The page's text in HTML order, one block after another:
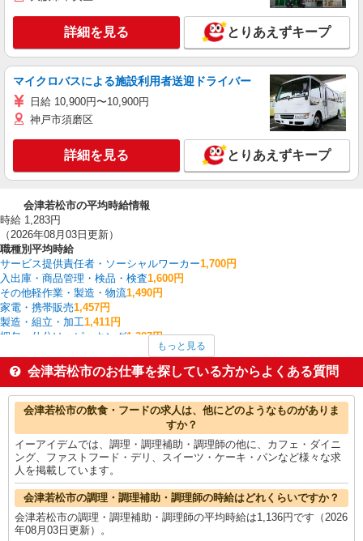
詳細を見る とりあえずキープ
マイクロバスによる施設利用者送迎ドライバー
日給 10,900円〜10,900円
神戸市須磨区
詳細を見る とりあえずキープ
会津若松市の平均時給情報
時給 1,283円
（2026年08月03日更新）
職種別平均時給
サービス提供責任者・ソーシャルワーカー1,700円
入出庫・商品管理・検品・検査1,600円
その他軽作業・製造・物流1,490円
家電・携帯販売1,457円
製造・組立・加工1,411円
梱包・仕分け・ピッキング1,387円
介護職・ヘルパー1,271円
看護師・保健師・看護助手・助産師 1,256円
一般・営業事務1,243円
会津若松市の他の職種の平均時給を見る
もっと見る
会津若松市のお仕事を探している方からよくある質問
会津若松市の飲食・フードの求人は、他にどのようなものがありま
すか？
イーアイデムでは、調理・調理補助・調理師の他に、カフェ・ダイニ
ング、ファストフード・デリ、スイーツ・ケーキ・パンなど様々な求
人を掲載しています。
会津若松市の調理・調理補助・調理師の時給はどれくらいですか？
会津若松市の調理・調理補助・調理師の平均時給は1,136円です（2026
年08月03日更新）。